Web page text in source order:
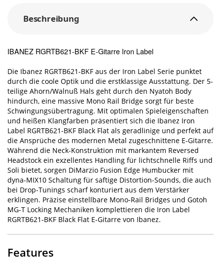
Beschreibung
IBANEZ RGRTB621-BKF E-Gitarre Iron Label
Die Ibanez RGRTB621-BKF aus der Iron Label Serie punktet
durch die coole Optik und die erstklassige Ausstattung. Der 5-
teilige Ahorn/Walnuß Hals geht durch den Nyatoh Body
hindurch, eine massive Mono Rail Bridge sorgt für beste
Schwingungsübertragung. Mit optimalen Spieleigenschaften
und heißen Klangfarben präsentiert sich die Ibanez Iron
Label RGRTB621-BKF Black Flat als geradlinige und perfekt auf
die Ansprüche des modernen Metal zugeschnittene E-Gitarre.
Während die Neck-Konstruktion mit markantem Reversed
Headstock ein exzellentes Handling für lichtschnelle Riffs und
Soli bietet, sorgen DiMarzio Fusion Edge Humbucker mit
dyna-MIX10 Schaltung für saftige Distortion-Sounds, die auch
bei Drop-Tunings scharf konturiert aus dem Verstärker
erklingen. Präzise einstellbare Mono-Rail Bridges und Gotoh
MG-T Locking Mechaniken komplettieren die Iron Label
RGRTB621-BKF Black Flat E-Gitarre von Ibanez.
Features